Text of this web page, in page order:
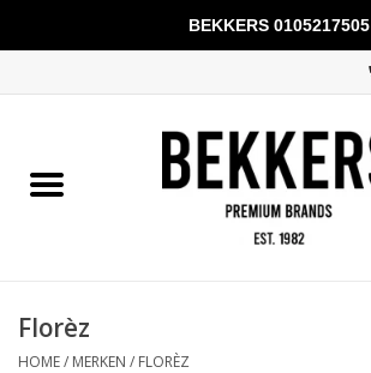
Mannen
KADOBONNEN
Florèz
HOME/ MERKEN / FLORÈZ
BEKKERS 0105217505